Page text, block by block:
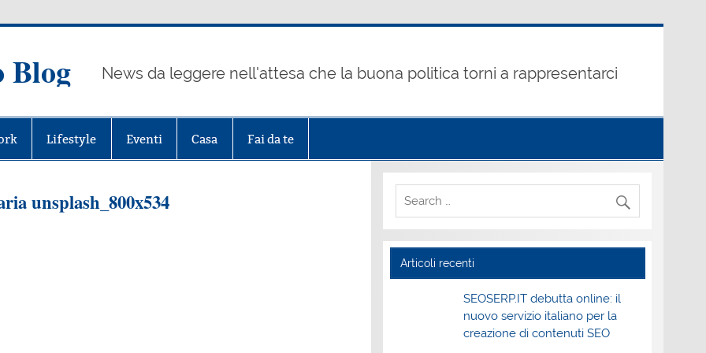
Blog News da leggere nell'attesa che la buona politica torni a rappresentarci
Lifestyle Eventi Casa Fai da te
unsplash_800x534
Articoli recenti
SEOSERP.IT debutta online: il
nuovo servizio italiano per la
creazione di contenuti SEO